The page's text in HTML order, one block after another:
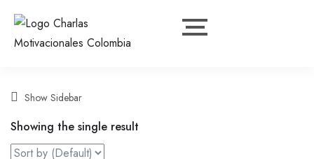
Show Sidebar
Showing the single result